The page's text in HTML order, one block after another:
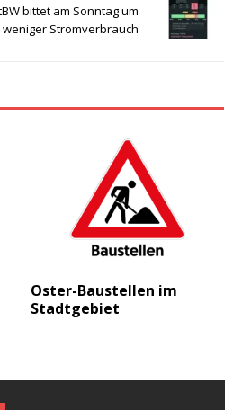
bittet am Sonntag um
weniger Stromverbrauch
Oster-Baustellen im
Stadtgebiet